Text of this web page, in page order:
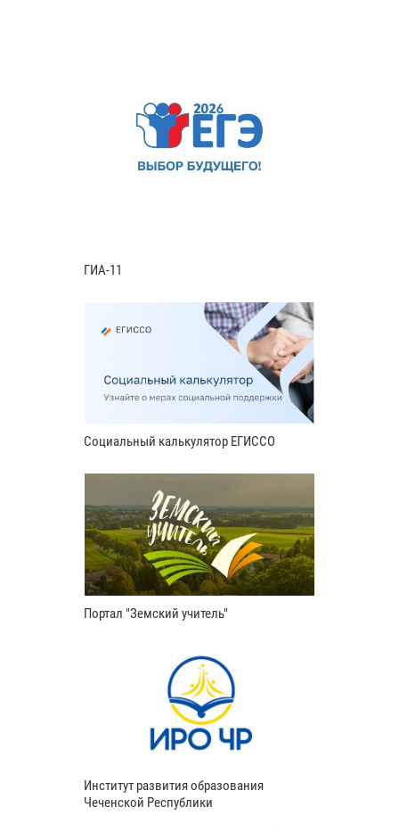
ГИА-11
Социальный калькулятор ЕГИССО
Портал "Земский учитель"
Институт развития образования
Чеченской Республики